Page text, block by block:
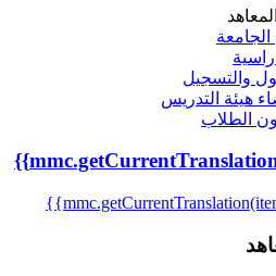
الجامعة
والتسجيل
هيئة التدريس
الطلاب